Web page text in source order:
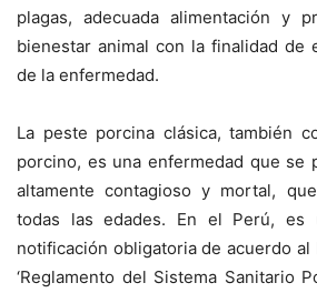
plagas, adecuada alimentación y
bienestar animal con la finalidad de
de la enfermedad.
La peste porcina clásica, también
porcino, es una enfermedad que se
altamente contagioso y mortal,
todas las edades. En el Perú, es
notificación obligatoria de acuerdo al
‘Reglamento del Sistema Sanitario